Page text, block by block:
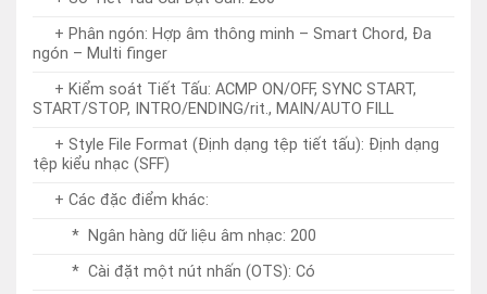
+ Style File Format (Định dạng tệp tiết tấu): Định dạng
tệp kiểu nhạc (SFF)
+ Các đặc điểm khác:
* Ngân hàng dữ liệu âm nhạc: 200
* Cài đặt một nút nhấn (OTS): Có
* Tự động chơi hợp âm (Auto Chord Play): 50 tiến
trình hợp âm
+ Có thể mở rộng: Tiết tấu mở rộng: 10
– Bài hát: